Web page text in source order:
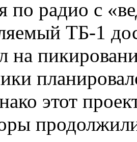
по радио с
ТБ-1
на
этот